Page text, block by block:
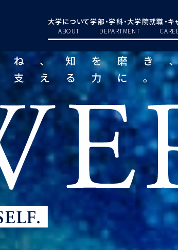
大学について
ABOUT
学部・学科・大学院
DEPARTMENT
就職・キ